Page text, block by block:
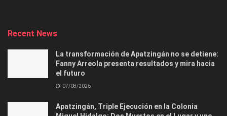
Recent News
La transformación de Apatzingán no se detiene:
Fanny Arreola presenta resultados y mira hacia
el futuro
07/08/2026
Apatzingán, Triple Ejecución en la Colonia